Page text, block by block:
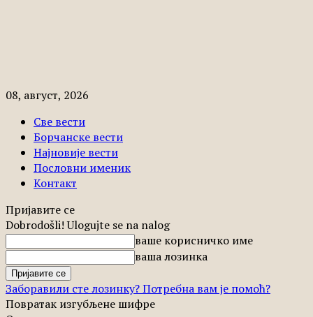
08, август, 2026
Све вести
Борчанске вести
Најновије вести
Пословни именик
Контакт
Пријавите се
Dobrodošli! Ulogujte se na nalog
ваше корисничко име
ваша лозинка
Заборавили сте лозинку? Потребна вам је помоћ?
Повратак изгубљене шифре